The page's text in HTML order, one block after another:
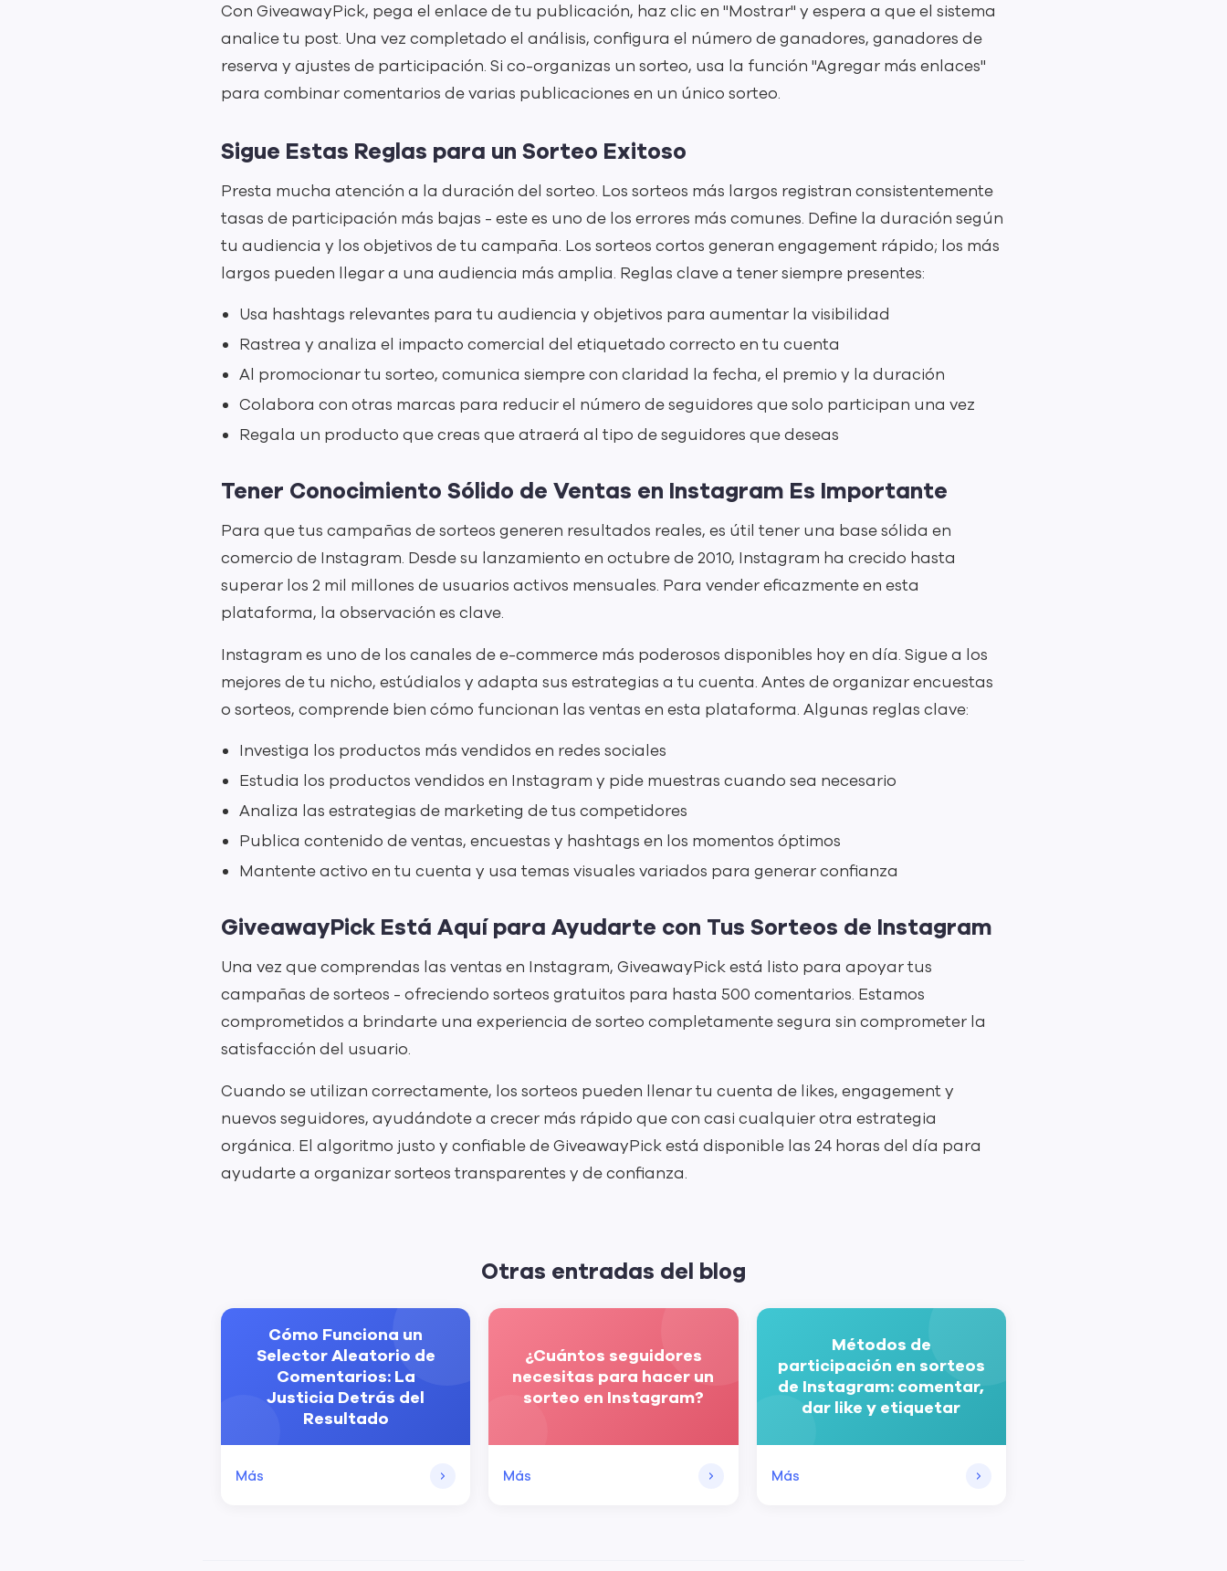
Con GiveawayPick, pega el enlace de tu publicación, haz clic en "Mostrar" y espera a que el sistema
analice tu post. Una vez completado el análisis, configura el número de ganadores, ganadores de
reserva y ajustes de participación. Si co-organizas un sorteo, usa la función "Agregar más enlaces"
para combinar comentarios de varias publicaciones en un único sorteo.
Sigue Estas Reglas para un Sorteo Exitoso
Presta mucha atención a la duración del sorteo. Los sorteos más largos registran consistentemente
tasas de participación más bajas - este es uno de los errores más comunes. Define la duración según
tu audiencia y los objetivos de tu campaña. Los sorteos cortos generan engagement rápido; los más
largos pueden llegar a una audiencia más amplia. Reglas clave a tener siempre presentes:
Usa hashtags relevantes para tu audiencia y objetivos para aumentar la visibilidad
Rastrea y analiza el impacto comercial del etiquetado correcto en tu cuenta
Al promocionar tu sorteo, comunica siempre con claridad la fecha, el premio y la duración
Colabora con otras marcas para reducir el número de seguidores que solo participan una vez
Regala un producto que creas que atraerá al tipo de seguidores que deseas
Tener Conocimiento Sólido de Ventas en Instagram Es Importante
Para que tus campañas de sorteos generen resultados reales, es útil tener una base sólida en
comercio de Instagram. Desde su lanzamiento en octubre de 2010, Instagram ha crecido hasta
superar los 2 mil millones de usuarios activos mensuales. Para vender eficazmente en esta
plataforma, la observación es clave.
Instagram es uno de los canales de e-commerce más poderosos disponibles hoy en día. Sigue a los
mejores de tu nicho, estúdialos y adapta sus estrategias a tu cuenta. Antes de organizar encuestas
o sorteos, comprende bien cómo funcionan las ventas en esta plataforma. Algunas reglas clave:
Investiga los productos más vendidos en redes sociales
Estudia los productos vendidos en Instagram y pide muestras cuando sea necesario
Analiza las estrategias de marketing de tus competidores
Publica contenido de ventas, encuestas y hashtags en los momentos óptimos
Mantente activo en tu cuenta y usa temas visuales variados para generar confianza
GiveawayPick Está Aquí para Ayudarte con Tus Sorteos de Instagram
Una vez que comprendas las ventas en Instagram, GiveawayPick está listo para apoyar tus
campañas de sorteos - ofreciendo sorteos gratuitos para hasta 500 comentarios. Estamos
comprometidos a brindarte una experiencia de sorteo completamente segura sin comprometer la
satisfacción del usuario.
Cuando se utilizan correctamente, los sorteos pueden llenar tu cuenta de likes, engagement y
nuevos seguidores, ayudándote a crecer más rápido que con casi cualquier otra estrategia
orgánica. El algoritmo justo y confiable de GiveawayPick está disponible las 24 horas del día para
ayudarte a organizar sorteos transparentes y de confianza.
Otras entradas del blog
Cómo Funciona un
Selector Aleatorio de
Comentarios: La
Justicia Detrás del
Resultado
Más
¿Cuántos seguidores
necesitas para hacer un
sorteo en Instagram?
Más
Métodos de
participación en sorteos
de Instagram: comentar,
dar like y etiquetar
Más